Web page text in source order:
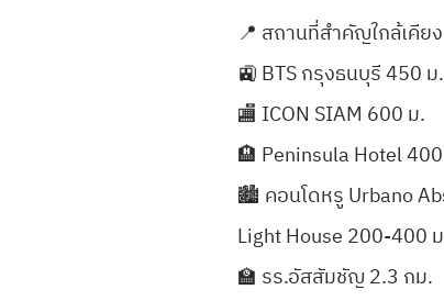
📍 สถานที่สำคัญใกล้เคียง
🚉 BTS กรุงธนบุรี 450 ม.
🏬 ICON SIAM 600 ม.
🏨 Peninsula Hotel
🏙 คอนโดหรู Urbano
Light House 200-400
🏫 รร.อัสสัมชัญ 2.3 กม.